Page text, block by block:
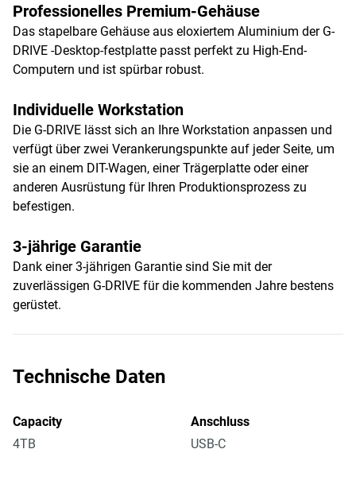
Professionelles Premium-Gehäuse
Das stapelbare Gehäuse aus eloxiertem Aluminium der G-
DRIVE -Desktop-festplatte passt perfekt zu High-End-
Computern und ist spürbar robust.
Individuelle Workstation
Die G-DRIVE lässt sich an Ihre Workstation anpassen und
verfügt über zwei Verankerungspunkte auf jeder Seite, um
sie an einem DIT-Wagen, einer Trägerplatte oder einer
anderen Ausrüstung für Ihren Produktionsprozess zu
befestigen.
3-jährige Garantie
Dank einer 3-jährigen Garantie sind Sie mit der
zuverlässigen G-DRIVE für die kommenden Jahre bestens
gerüstet.
Technische Daten
Capacity
4TB
Anschluss
USB-C